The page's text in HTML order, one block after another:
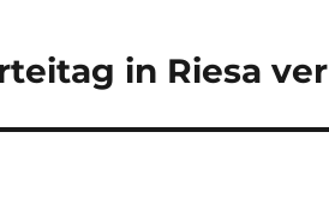
in Riesa